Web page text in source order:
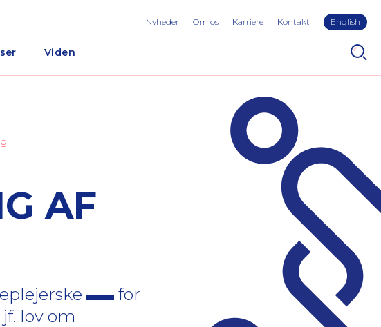
Viden
Nyheder Om os Karriere Kontakt English
AF
for
lov om